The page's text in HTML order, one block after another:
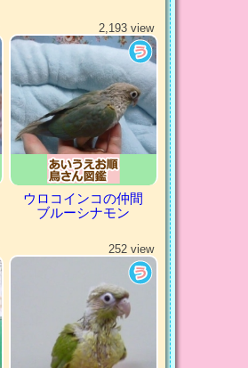
2,193 view
ウロコインコの仲間
ブルーシナモン
252 view